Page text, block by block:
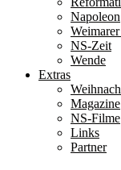
Napoleon
NS-Zeit
Wende
Extras
Magazine
NS-Filme
Links
Partner